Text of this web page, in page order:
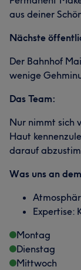
aus deiner
Nächste
Der Bahnhof
wenige
Das Team:
Nur nimmt sich
Haut
darauf
Was uns an
Expertise:
Montag
Dienstag
Mittwoch